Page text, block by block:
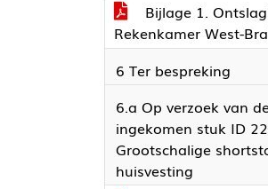
Bijlage 1.
Rekenkamer West-
6 Ter bespreking
6.a Op verzoek van
ingekomen stuk ID
Grootschalige
huisvesting